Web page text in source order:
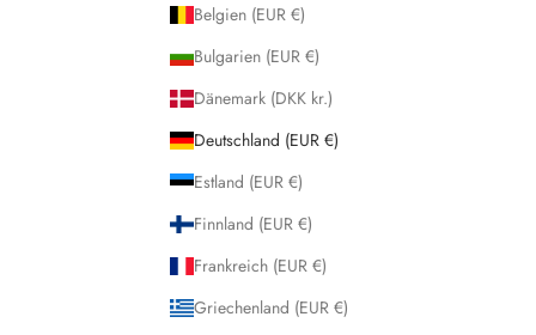
Belgien (EUR €)
Bulgarien (EUR €)
Dänemark (DKK kr.)
Deutschland (EUR €)
Estland (EUR €)
Finnland (EUR €)
Frankreich (EUR €)
Griechenland (EUR €)